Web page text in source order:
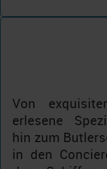
Von
erlesene
hin zum
in den